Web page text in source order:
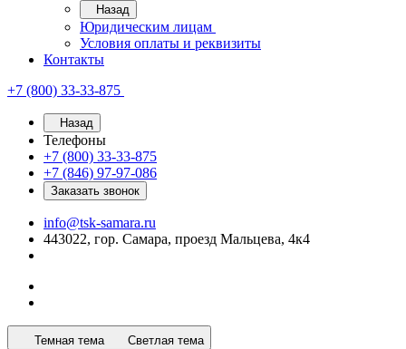
Назад
Юридическим лицам
Условия оплаты и реквизиты
Контакты
+7 (800) 33-33-875
Назад
Телефоны
+7 (800) 33-33-875
+7 (846) 97-97-086
Заказать звонок
info@tsk-samara.ru
443022, гор. Самара, проезд Мальцева, 4к4
Темная тема Светлая тема